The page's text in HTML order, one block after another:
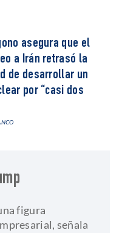
asegura que el
a Irán retrasó la
de desarrollar un
por “casi dos
figura
señala